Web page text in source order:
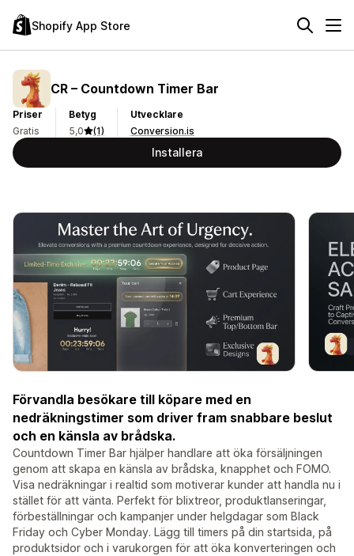
Shopify App Store
CR – Countdown Timer Bar
Priser
Gratis
Betyg
5,0
(1)
Utvecklare
Conversion.is
Installera
Förvandla besökare till köpare med en
nedräkningstimer som driver fram snabbare beslut
och en känsla av brådska.
Countdown Timer Bar hjälper handlare att öka försäljningen
genom att skapa en känsla av brådska, knapphet och FOMO.
Visa nedräkningar i realtid som motiverar kunder att handla nu i
stället för att vänta. Perfekt för blixtreor, produktlanseringar,
förbeställningar och kampanjer under helgdagar som Black
Friday och Cyber Monday. Lägg till timers på din startsida, på
produktsidor och i varukorgen för att öka konverteringen och